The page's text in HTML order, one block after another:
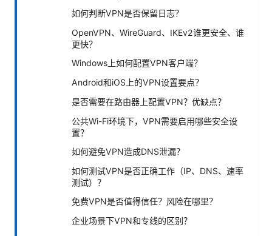
如何判断VPN是否保留日志？
OpenVPN、WireGuard、IKEv2谁更安全、谁
更快？
Windows上如何配置VPN客户端？
Android和iOS上的VPN设置要点？
是否需要在路由器上配置VPN？优缺点？
公共Wi-Fi环境下，VPN需要启用哪些安全设
置？
如何避免VPN造成DNS泄漏？
如何测试VPN是否正确工作（IP、DNS、速率
测试）？
免费VPN是否值得信任？风险在哪里？
企业场景下VPN和专线的区别？